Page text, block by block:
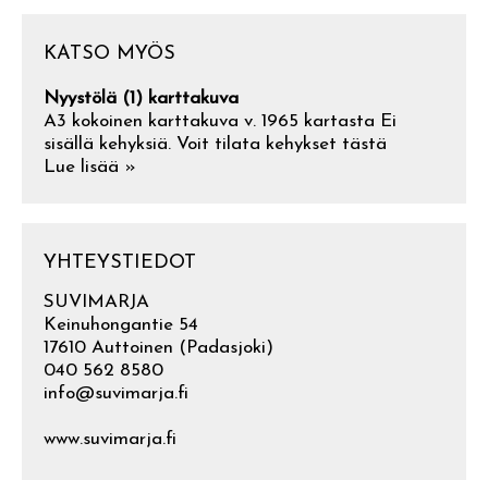
KATSO MYÖS
Nyystölä (1) karttakuva
A3 kokoinen karttakuva v. 1965 kartasta Ei
sisällä kehyksiä. Voit tilata kehykset tästä
Lue lisää »
YHTEYSTIEDOT
SUVIMARJA
Keinuhongantie 54
17610 Auttoinen (Padasjoki)
040 562 8580
info@suvimarja.fi
www.suvimarja.fi